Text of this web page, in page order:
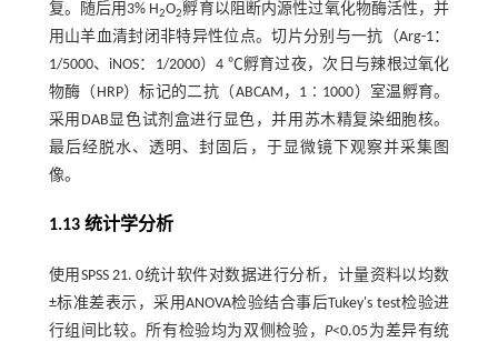
复。随后用3% H2O2孵育以阻断内源性过氧化物酶活性，并
用山羊血清封闭非特异性位点。切片分别与一抗（Arg-1：
1/5000、iNOS：1/2000）4 ℃孵育过夜，次日与辣根过氧化
物酶（HRP）标记的二抗（ABCAM，1∶1000）室温孵育。
采用DAB显色试剂盒进行显色，并用苏木精复染细胞核。
最后经脱水、透明、封固后，于显微镜下观察并采集图
像。
1.13 统计学分析
使用SPSS 21. 0统计软件对数据进行分析，计量资料以均数
±标准差表示，采用ANOVA检验结合事后Tukey's test检验进
行组间比较。所有检验均为双侧检验，P<0.05为差异有统